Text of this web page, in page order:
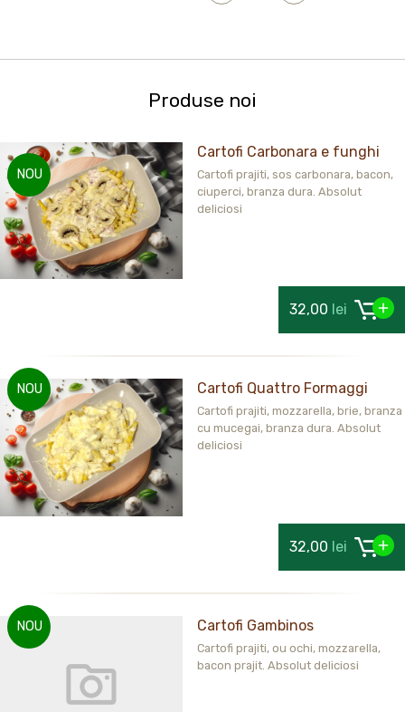
Produse noi
NOU
Cartofi Carbonara e funghi
Cartofi prajiti, sos carbonara, bacon,
ciuperci, branza dura. Absolut
deliciosi
32,00 lei
NOU Cartofi Quattro Formaggi
Cartofi prajiti, mozzarella, brie, branza
cu mucegai, branza dura. Absolut
deliciosi
32,00 lei
NOU Cartofi Gambinos
Cartofi prajiti, ou ochi, mozzarella,
bacon prajit. Absolut deliciosi